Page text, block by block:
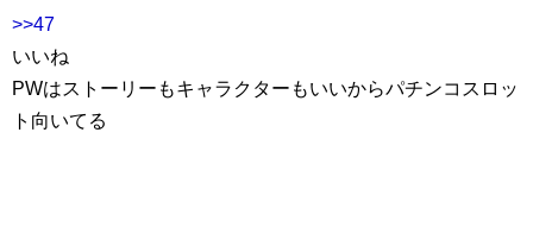
>>47
いいね
PWはストーリーもキャラクターもいいからパチンコスロッ
ト向いてる